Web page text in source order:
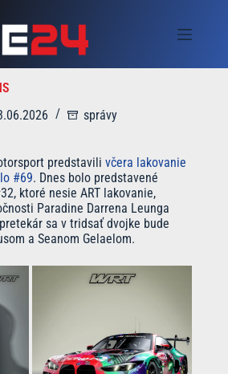
správy
predstavili včera lakovanie
#69. Dnes bolo predstavené
ktoré nesie ART lakovanie,
Paradine Darrena Leunga
sa v tridsať dvojke bude
a Seanom Gelaelom.